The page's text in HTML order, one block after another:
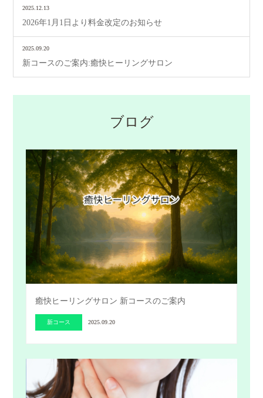
2025.12.13
2026年1月1日より料金改定のお知らせ
2025.09.20
新コースのご案内:癒快ヒーリングサロン
ブログ
癒快ヒーリングサロン 新コースのご案内
新コース 2025.09.20